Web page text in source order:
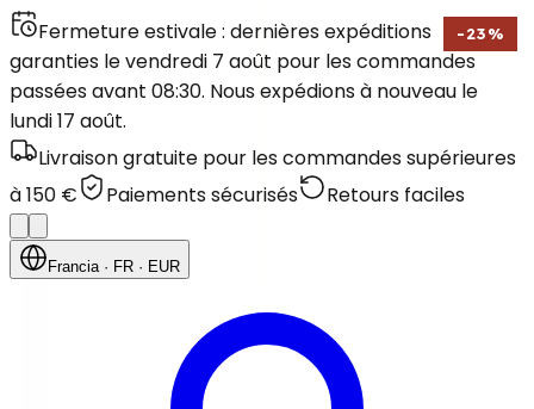
Fermeture estivale : dernières expéditions
garanties le vendredi 7 août pour les commandes
passées avant 08:30. Nous expédions à nouveau le
lundi 17 août.
Livraison gratuite pour les commandes supérieures
à 150 €
Paiements sécurisés Retours faciles
Francia· FR · EUR
- 23 %